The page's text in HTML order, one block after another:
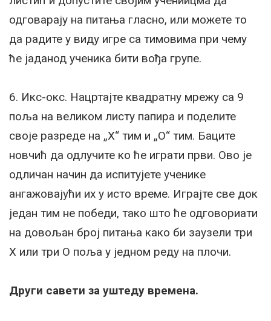
одговарају на питања гласно, или можете то
да радите у виду игре са тимовима при чему
ће јаданод ученика бити вођа групе.
6. Икс-окс. Нацртајте квадратну мрежу са 9
поља на великом листу папира и поделите
своје разреде на „X“ тим и „О“ тим. Баците
новчић да одлучите ко ће играти први. Ово је
одличан начин да испитујете ученике
ангажовајући их у исто време. Играјте све док
један тим не победи, тако што ће одговориати
на довољан број питања како би заузели три
X или три О поља у једном реду на плочи.
Други савети за уштеду времена.